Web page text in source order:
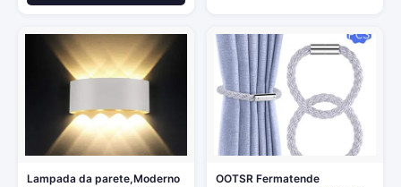
Lampada da parete,Moderno
OOTSR Fermatende